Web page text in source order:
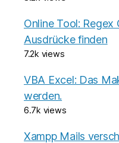
Online Tool: Regex
Ausdrücke finden
7.2k views
VBA Excel: Das
werden.
6.7k views
Xampp Mails